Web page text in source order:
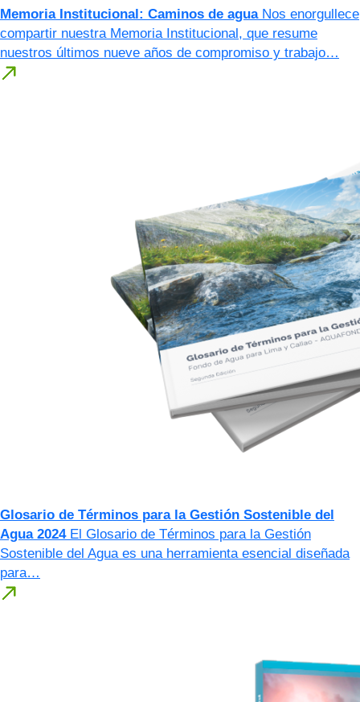
Memoria Institucional: Caminos de agua Nos enorgullece
compartir nuestra Memoria Institucional, que resume
nuestros últimos nueve años de compromiso y trabajo…
Glosario de Términos para la Gestión Sostenible del
Agua 2024 El Glosario de Términos para la Gestión
Sostenible del Agua es una herramienta esencial diseñada
para…